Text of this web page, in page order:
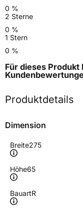
0 %
2 Sterne
0 %
1 Stern
0 %
Für dieses
Produktdetails
Dimension
Breite275
Höhe65
BauartR